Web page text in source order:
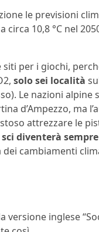
le previsioni
10,8 °C nel
per i giochi,
solo sei località
Le nazioni
d’Ampezzo, ma
attrezzare le
sci diventerà
cambiamenti
versione inglese